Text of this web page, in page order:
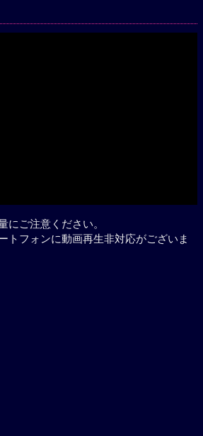
ご注意ください。
トフォンに動画再生非対応がございま